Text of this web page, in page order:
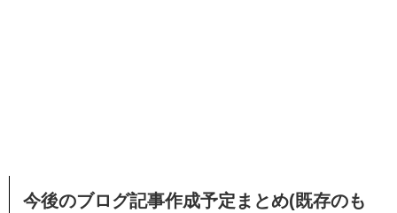
今後のブログ記事作成予定まとめ(既存のも